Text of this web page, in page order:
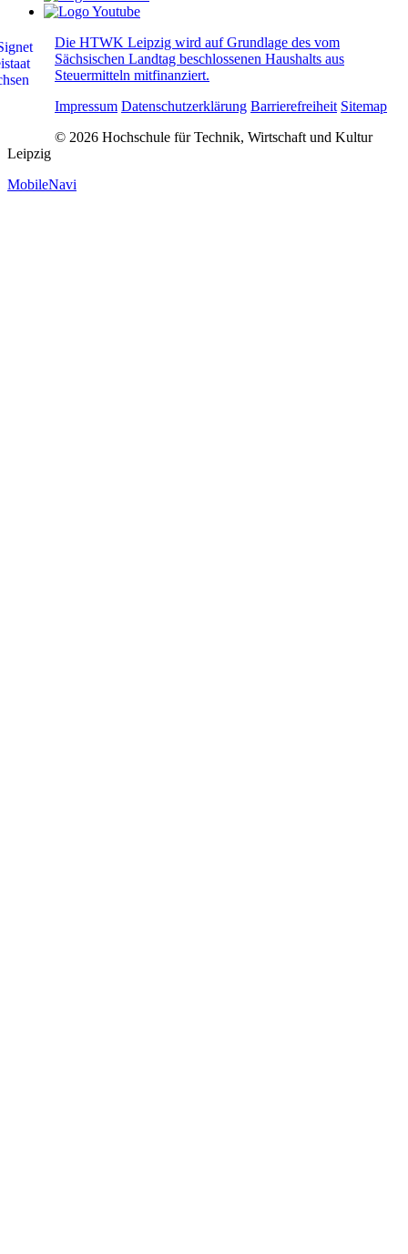
Die HTWK Leipzig wird auf Grundlage des vom
Sächsischen Landtag beschlossenen Haushalts aus
Steuermitteln mitfinanziert.
Impressum Datenschutzerklärung Barrierefreiheit Sitemap
© 2026 Hochschule für Technik, Wirtschaft und Kultur
Leipzig
MobileNavi